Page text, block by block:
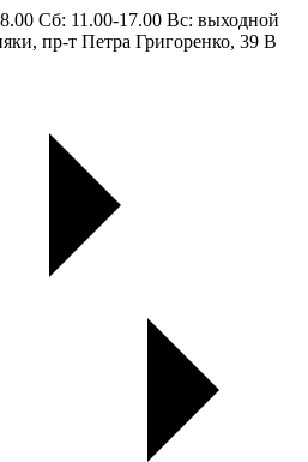
Сб: 11.00-17.00 Вс: выходной
пр-т Петра Григоренко, 39 В